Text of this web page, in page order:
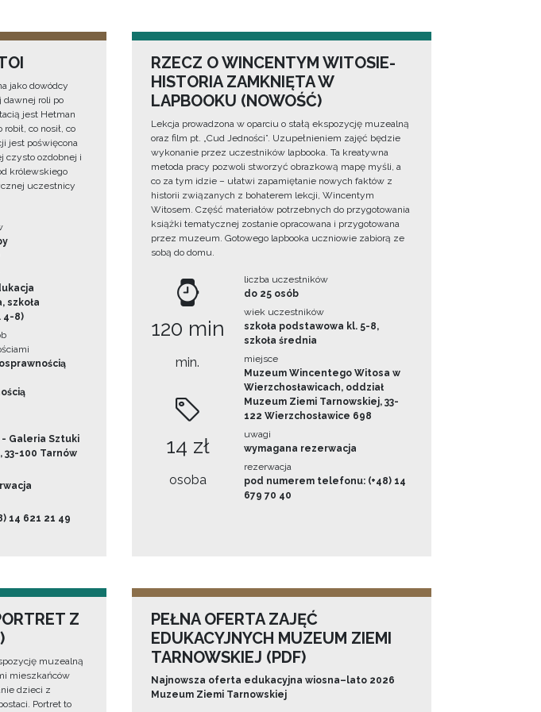
jako dowódcy
dawnej roli po
jest Hetman
co nosił, co
jest poświęcona
czysto ozdobnej i
królewskiego
uczestnicy
szkoła
4-8)
- Galeria Sztuki
33-100 Tarnów
14 621 21 49
RZECZ O WINCENTYM WITOSIE-
HISTORIA ZAMKNIĘTA W
LAPBOOKU (NOWOŚĆ)
Lekcja prowadzona w oparciu o stałą ekspozycję muzealną
oraz film pt. „Cud Jedności”. Uzupełnieniem zajęć będzie
wykonanie przez uczestników lapbooka. Ta kreatywna
metoda pracy pozwoli stworzyć obrazkową mapę myśli, a
co za tym idzie – ułatwi zapamiętanie nowych faktów z
historii związanych z bohaterem lekcji, Wincentym
Witosem. Część materiałów potrzebnych do przygotowania
książki tematycznej zostanie opracowana i przygotowana
przez muzeum. Gotowego lapbooka uczniowie zabiorą ze
sobą do domu.
120 min
min.
14 zł
osoba
liczba uczestników
do 25 osób
wiek uczestników
szkoła podstawowa kl. 5-8,
szkoła średnia
miejsce
Muzeum Wincentego Witosa w
Wierzchosławicach, oddział
Muzeum Ziemi Tarnowskiej, 33-
122 Wierzchosławice 698
uwagi
wymagana rezerwacja
rezerwacja
pod numerem telefonu: (+48) 14
679 70 40
Z
muzealną
mieszkańców
dzieci z
Portret to
PEŁNA OFERTA ZAJĘĆ
EDUKACYJNYCH MUZEUM ZIEMI
TARNOWSKIEJ (PDF)
Najnowsza oferta edukacyjna wiosna–lato 2026
Muzeum Ziemi Tarnowskiej